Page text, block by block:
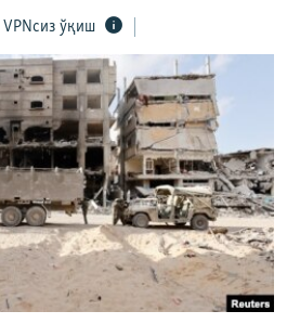
VPNсиз ўқиш